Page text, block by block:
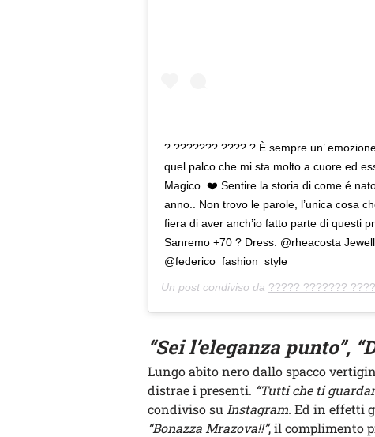
? ??????? ???? ? È sempre un’
quel palco che mi sta molto a cuore ed
Magico. ❤️ Sentire la storia di come é
anno.. Non trovo le parole, l’unica cosa
fiera di aver anch’io fatto parte di questi
Sanremo +70 ? Dress: @rheacosta
@federico_fashion_style
Un post condiviso da ????? ???????
“Sei l’eleganza punto”,
Lungo abito nero dallo spacco
distrae i presenti. “Tutti che ti
condiviso su Instagram. Ed in effetti
“Bonazza Mrazova!!”, il complimento